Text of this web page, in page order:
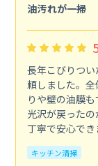
油汚れが一掃
長年こびりつ
頼しました。
りや壁の油膜
光沢が戻った
丁寧で安心でき
キッチン清掃